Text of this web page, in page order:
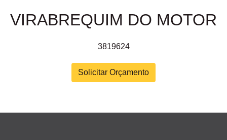
VIRABREQUIM DO MOTOR
3819624
Solicitar Orçamento